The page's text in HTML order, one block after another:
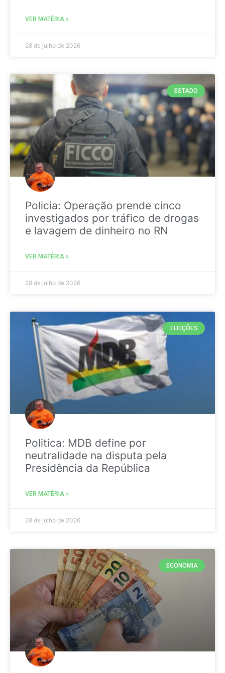
VER MATÉRIA »
28 de julho de 2026
ESTADO
Policia: Operação prende cinco
investigados por tráfico de drogas
e lavagem de dinheiro no RN
VER MATÉRIA »
28 de julho de 2026
ELEIÇÕES
Politica: MDB define por
neutralidade na disputa pela
Presidência da República
VER MATÉRIA »
28 de julho de 2026
ECONOMIA